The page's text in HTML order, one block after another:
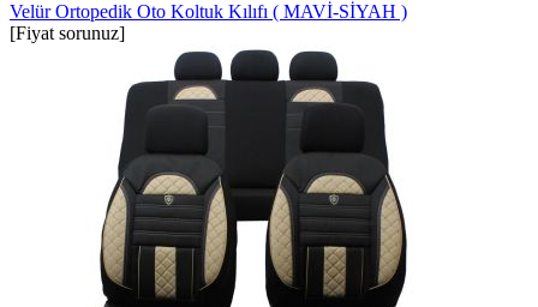
Velür Ortopedik Oto Koltuk Kılıfı ( MAVİ-SİYAH )
[Fiyat sorunuz]